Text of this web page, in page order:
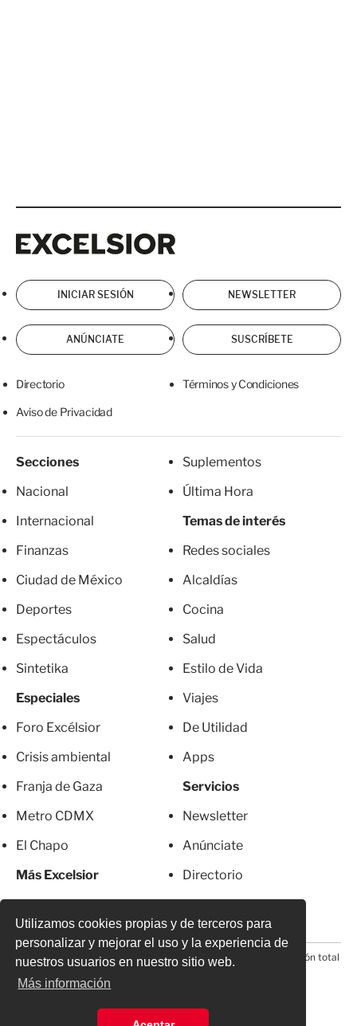
Utilizamos cookies propias y de terceros para
personalizar y mejorar el uso y la experiencia de
nuestros usuarios en nuestro sitio web.
Más información
INICIAR SESIÓN NEWSLETTER
ANÚNCIATE SUSCRÍBETE
Directorio Términos y Condiciones
Aviso de Privacidad
Secciones
Nacional
Internacional
Finanzas
Ciudad de México
Deportes
Espectáculos
Sintetika
Especiales
Foro Excélsior
Crisis ambiental
Franja de Gaza
Metro CDMX
El Chapo
Más Excelsior
Suplementos
Última Hora
Temas de interés
Redes sociales
Alcaldías
Cocina
Salud
Estilo de Vida
Viajes
De Utilidad
Apps
Servicios
Newsletter
Anúnciate
Directorio
© 2026 Todos los derechos reservados. Prohibida la reproducción total
o parcial, incluyendo cualquier medio electrónico*